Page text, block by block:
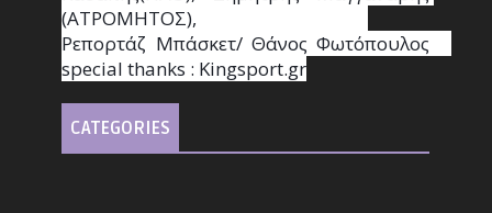
(ΑΤΡΟΜΗΤΟΣ),
Ρεπορτάζ Μπάσκετ/ Θάνος Φωτόπουλος
special thanks : Κingsport.gr
CATEGORIES